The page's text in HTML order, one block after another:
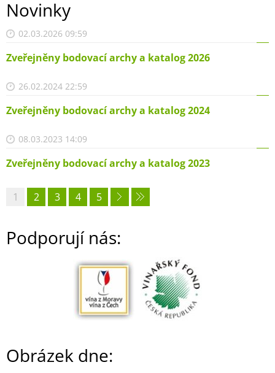
Novinky
02.03.2026 09:59
Zveřejněny bodovací archy a katalog 2026
26.02.2024 22:59
Zveřejněny bodovací archy a katalog 2024
08.03.2023 14:09
Zveřejněny bodovací archy a katalog 2023
1 2 3 4 5
Podporují nás:
Obrázek dne: